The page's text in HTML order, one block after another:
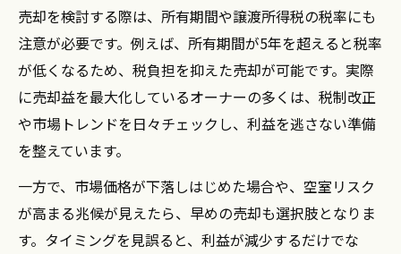
売却を検討する際は、所有期間や譲渡所得税の税率にも
注意が必要です。例えば、所有期間が5年を超えると税率
が低くなるため、税負担を抑えた売却が可能です。実際
に売却益を最大化しているオーナーの多くは、税制改正
や市場トレンドを日々チェックし、利益を逃さない準備
を整えています。
一方で、市場価格が下落しはじめた場合や、空室リスク
が高まる兆候が見えたら、早めの売却も選択肢となりま
す。タイミングを見誤ると、利益が減少するだけでな